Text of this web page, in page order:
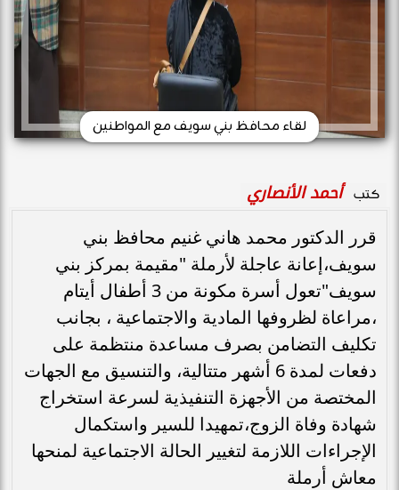
لقاء محافظ بني سويف مع المواطنين
كتب أحمد الأنصاري
قرر الدكتور محمد هاني غنيم محافظ بني
سويف،إعانة عاجلة لأرملة "مقيمة بمركز بني
سويف"تعول أسرة مكونة من 3 أطفال أيتام
،مراعاة لظروفها المادية والاجتماعية ، بجانب
تكليف التضامن بصرف مساعدة منتظمة على
دفعات لمدة 6 أشهر متتالية، والتنسيق مع الجهات
المختصة من الأجهزة التنفيذية لسرعة استخراج
شهادة وفاة الزوج،تمهيدا للسير واستكمال
الإجراءات اللازمة لتغيير الحالة الاجتماعية لمنحها
معاش أرملة